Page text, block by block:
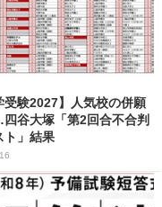
受験2027】人気校の併願
谷大塚「第2回合不合判
ト」結果